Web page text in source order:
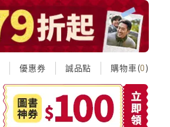
優惠券 誠品點 購物車(0)